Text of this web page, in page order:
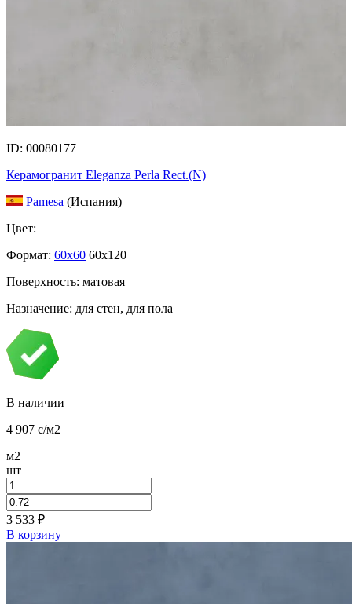
ID: 00080177
Керамогранит Eleganza Perla Rect.(N)
Pamesa (Испания)
Цвет:
Формат: 60x60 60x120
Поверхность: матовая
Назначение: для стен, для пола
В наличии
4 907 c/м2
м2
шт
3 533 ₽
В корзину